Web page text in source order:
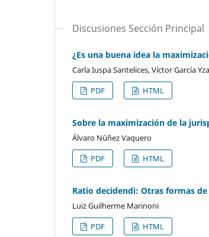
Discusiones Sección Principal
¿Es una buena idea la
Carla Iuspa Santelices, Víctor García
PDF
HTML
Sobre la maximización de la
Álvaro Núñez Vaquero
PDF
HTML
Ratio decidendi: Otras formas
Luiz Guilherme Marinoni
PDF
HTML